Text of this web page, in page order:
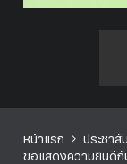
หน้าแรก
ประชา
ขอแสดงความยินดีกั